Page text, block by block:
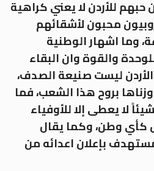
حبهم للأردن لا يعني كراهية
محبون لأشقائهم
وما اشهار الوطنية
والقوة وان البقاء
ليست صنيعة الصدف،
بروح هذا الشعب، فما
لا يعطى إلا للأوفياء
كأي وطن، وكما يقال
بإعلان اعدائه من